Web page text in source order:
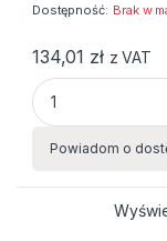
Dostępność: Brak w
134,01 zł z VAT
SZAFKA NA
Powiadom o